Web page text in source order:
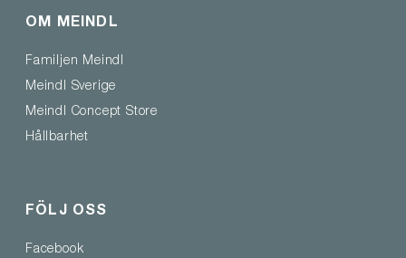
OM MEINDL
Familjen Meindl
Meindl Sverige
Meindl Concept Store
Hållbarhet
FÖLJ OSS
Facebook